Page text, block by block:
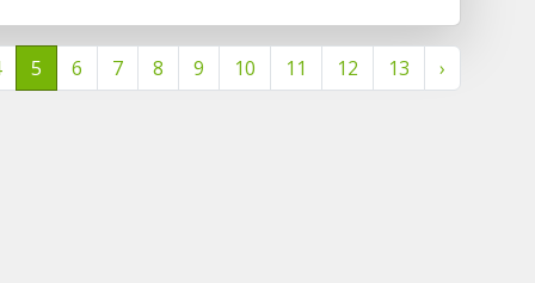
5 6 7 8 9 10 11 12 13 ›